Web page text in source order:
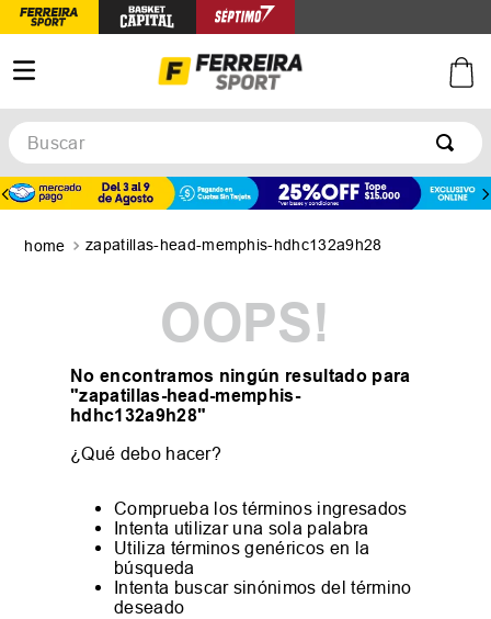
Buscar
zapatillas-head-memphis-hdhc132a9h28
OOPS!
No encontramos ningún resultado para
"zapatillas-head-memphis-
hdhc132a9h28"
¿Qué debo hacer?
Comprueba los términos ingresados
Intenta utilizar una sola palabra
Utiliza términos genéricos en la
búsqueda
Intenta buscar sinónimos del término
deseado
TÉRMINOS MÁS BUSCADOS
basquet
zapatillas adidas
medias